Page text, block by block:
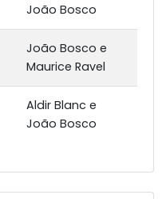
João Bosco
João Bosco e
Maurice Ravel
Aldir Blanc e
João Bosco